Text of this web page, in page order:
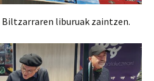
liburuak zaintzen.